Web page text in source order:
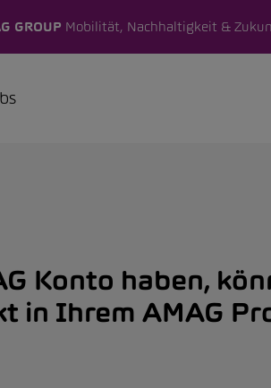
GROUP Mobilität, Nachhaltigkeit &
Konto haben,
in Ihrem AMAG